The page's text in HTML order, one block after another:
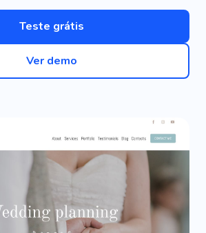
Teste grátis
Ver demo